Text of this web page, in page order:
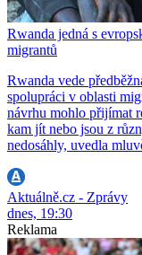
Rwanda jedná s
migrantů
Rwanda vede
spolupráci v oblasti
návrhu mohlo přijímat
kam jít nebo jsou z
nedosáhly, uvedla
Aktuálně.cz - Zprávy
dnes, 19:30
Reklama